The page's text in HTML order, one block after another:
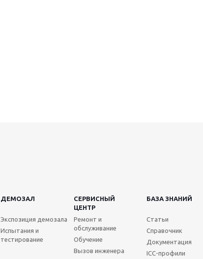
ДЕМОЗАЛ
СЕРВИСНЫЙ
ЦЕНТР
БАЗА ЗНАНИЙ
Экспозиция демозала
Испытания и
тестирование
Ремонт и
обслуживание
Обучение
Вызов инженера
Статьи
Справочник
Документация
ICC-профили